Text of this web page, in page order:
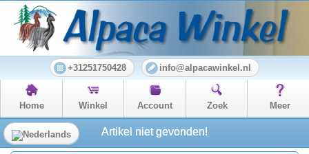
+31251750428 info@alpacawinkel.nl
Home Winkel Account Zoek Meer
Artikel niet gevonden!